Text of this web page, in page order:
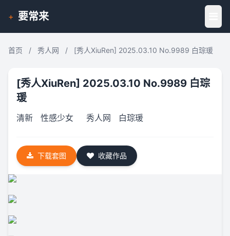
+ 要常来
首页 / 秀人网 / [秀人XiuRen] 2025.03.10 No.9989 白琮瑗
[秀人XiuRen] 2025.03.10 No.9989 白琮
瑗
清新 性感少女 秀人网 白琮瑗
下载套图 收藏作品